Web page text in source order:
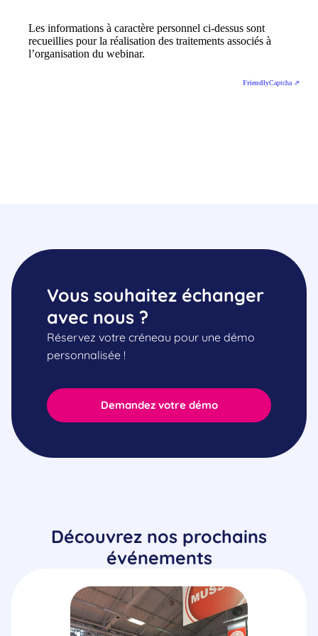
Demandez votre démo
Vous souhaitez échanger
avec nous ?
Réservez votre créneau pour une démo
personnalisée !
Découvrez nos prochains
événements